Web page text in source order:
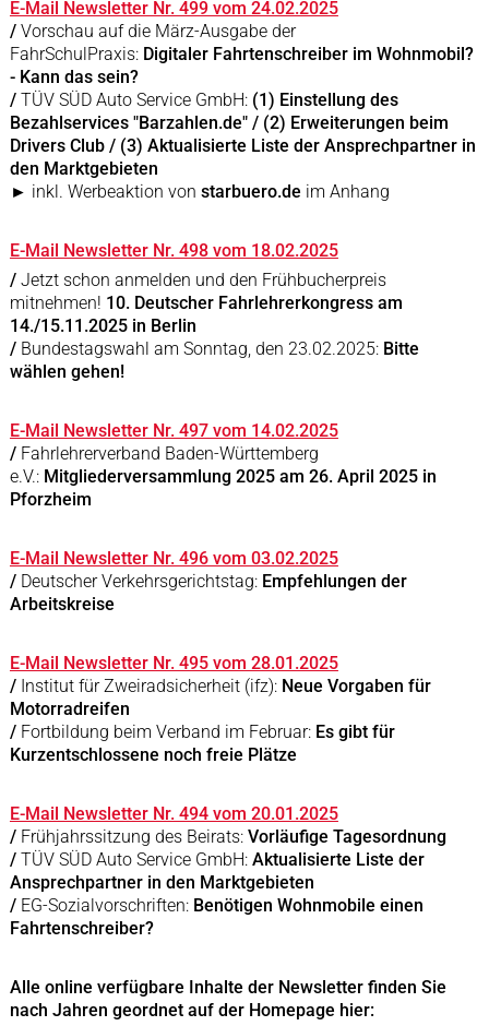
E-Mail Newsletter Nr. 499 vom 24.02.2025
/ Vorschau auf die März-Ausgabe der
FahrSchulPraxis:Digitaler Fahrtenschreiber im Wohnmobil?
- Kann das sein?
/ TÜV SÜD Auto Service GmbH:(1) Einstellung des
Bezahlservices "Barzahlen.de" / (2) Erweiterungen beim
Drivers Club / (3) Aktualisierte Liste der Ansprechpartner in
den Marktgebieten
► inkl. Werbeaktion von starbuero.de im Anhang
E-Mail Newsletter Nr. 498 vom 18.02.2025
/ Jetzt schon anmelden und den Frühbucherpreis
mitnehmen! 10. Deutscher Fahrlehrerkongress am
14./15.11.2025 in Berlin
/ Bundestagswahl am Sonntag, den 23.02.2025: Bitte
wählen gehen!
E-Mail Newsletter Nr. 497 vom 14.02.2025
/ Fahrlehrerverband Baden-Württemberg
e.V.: Mitgliederversammlung 2025 am 26. April 2025 in
Pforzheim
E-Mail Newsletter Nr. 496 vom 03.02.2025
/ Deutscher Verkehrsgerichtstag:Empfehlungen der
Arbeitskreise
E-Mail Newsletter Nr. 495 vom 28.01.2025
/ Institut für Zweiradsicherheit (ifz): Neue Vorgaben für
Motorradreifen
/Fortbildung beim Verband im Februar: Es gibt für
Kurzentschlossene noch freie Plätze
E-Mail Newsletter Nr. 494 vom 20.01.2025
/ Frühjahrssitzung des Beirats: Vorläufige Tagesordnung
/ TÜV SÜD Auto Service GmbH: Aktualisierte Liste der
Ansprechpartner in den Marktgebieten
/ EG-Sozialvorschriften:Benötigen Wohnmobile einen
Fahrtenschreiber?
Alle online verfügbare Inhalte der Newsletter finden Sie
nach Jahren geordnet auf der Homepage hier: